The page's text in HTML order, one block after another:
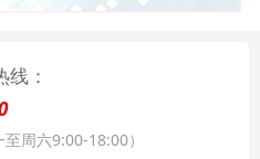
：
至周六9:00-18:00）